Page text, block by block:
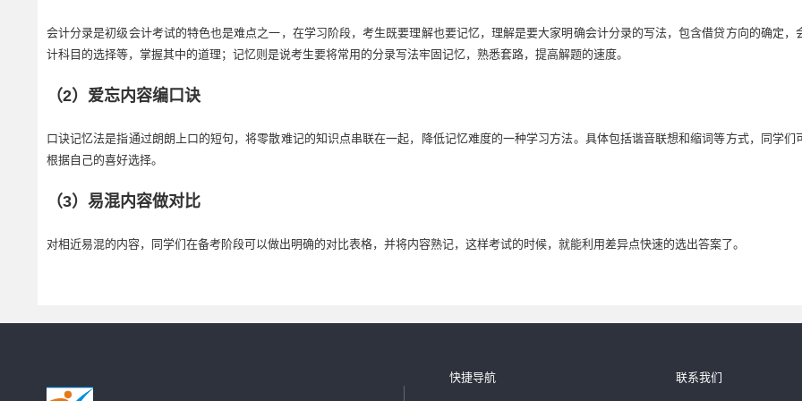
会计分录是初级会计考试的特色也是难点之一，在学习阶段，考生既要理解也要记忆，理解是要大家明确会计分录的写法，包含借贷方向的确定，
计科目的选择等，掌握其中的道理；记忆则是说考生要将常用的分录写法牢固记忆，熟悉套路，提高解题的速度。
（2）爱忘内容编口诀
口诀记忆法是指通过朗朗上口的短句，将零散难记的知识点串联在一起，降低记忆难度的一种学习方法。具体包括谐音联想和缩词等方式，同学们
根据自己的喜好选择。
（3）易混内容做对比
对相近易混的内容，同学们在备考阶段可以做出明确的对比表格，并将内容熟记，这样考试的时候，就能利用差异点快速的选出答案了。
快捷导航
联系我们